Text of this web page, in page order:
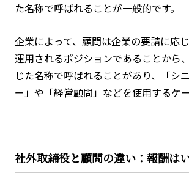
た名称で呼ばれることが一般的です。
企業によって、顧問は企業の要請に応
運用されるポジションであることから
じた名称で呼ばれることがあり、「シ
ー」や「経営顧問」などを使用するケ
社外取締役と顧問の違い：報酬は